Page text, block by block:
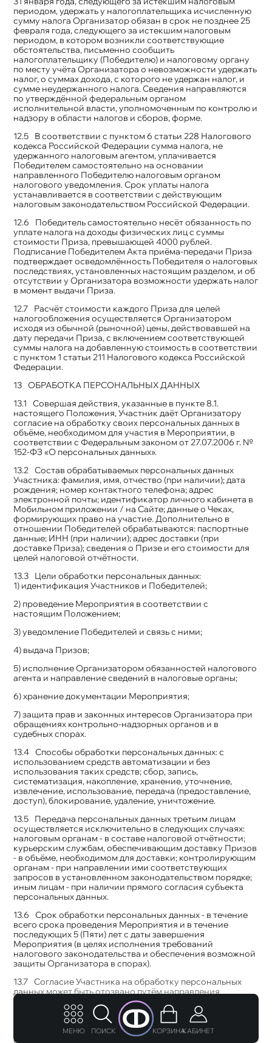
периодом, удержать у налогоплательщика исчисленную
сумму налога Организатор обязан в срок не позднее 25
февраля года, следующего за истекшим налоговым
периодом, в котором возникли соответствующие
обстоятельства, письменно сообщить
налогоплательщику (Победителю) и налоговому органу
по месту учёта Организатора о невозможности удержать
налог, о суммах дохода, с которого не удержан налог, и
сумме неудержанного налога. Сведения направляются
по утверждённой федеральным органом
исполнительной власти, уполномоченным по контролю и
надзору в области налогов и сборов, форме.
В соответствии с пунктом 6 статьи 228 Налогового
кодекса Российской Федерации сумма налога, не
удержанного налоговым агентом, уплачивается
Победителем самостоятельно на основании
направленного Победителю налоговым органом
налогового уведомления. Срок уплаты налога
устанавливается в соответствии с действующим
налоговым законодательством Российской Федерации.
Победитель самостоятельно несёт обязанность по
уплате налога на доходы физических лиц с суммы
стоимости Приза, превышающей 4000 рублей.
Подписание Победителем Акта приёма-передачи Приза
подтверждает осведомлённость Победителя о налоговых
последствиях, установленных настоящим разделом, и об
отсутствии у Организатора возможности удержать налог
в момент выдачи Приза.
Расчёт стоимости каждого Приза для целей
налогообложения осуществляется Организатором
исходя из обычной (рыночной) цены, действовавшей на
дату передачи Приза, с включением соответствующей
суммы налога на добавленную стоимость в соответствии
с пунктом 1 статьи 211 Налогового кодекса Российской
Федерации.
ОБРАБОТКА ПЕРСОНАЛЬНЫХ ДАННЫХ
Совершая действия, указанные в пункте 8.1.
настоящего Положения, Участник даёт Организатору
согласие на обработку своих персональных данных в
объёме, необходимом для участия в Мероприятии, в
соответствии с Федеральным законом от 27.07.2006 г. №
152-ФЗ «О персональных данных».
Состав обрабатываемых персональных данных
Участника: фамилия, имя, отчество (при наличии); дата
рождения; номер контактного телефона; адрес
электронной почты; идентификатор личного кабинета в
Мобильном приложении / на Сайте; данные о Чеках,
формирующих право на участие. Дополнительно в
отношении Победителей обрабатываются: паспортные
данные; ИНН (при наличии); адрес доставки (при
доставке Приза); сведения о Призе и его стоимости для
целей налоговой отчётности.
Цели обработки персональных данных:
1) идентификация Участников и Победителей;
2) проведение Мероприятия в соответствии с
настоящим Положением;
3) уведомление Победителей и связь с ними;
4) выдача Призов;
5) исполнение Организатором обязанностей налогового
агента и направление сведений в налоговые органы;
6) хранение документации Мероприятия;
7) защита прав и законных интересов Организатора при
обращениях контрольно-надзорных органов и в
судебных спорах.
Способы обработки персональных данных: с
использованием средств автоматизации и без
использования таких средств; сбор, запись,
систематизация, накопление, хранение, уточнение,
извлечение, использование, передача (предоставление,
доступ), блокирование, удаление, уничтожение.
Передача персональных данных третьим лицам
осуществляется исключительно в следующих случаях:
налоговым органам - в составе налоговой отчётности;
курьерским службам, обеспечивающим доставку Призов
- в объёме, необходимом для доставки; контролирующим
органам - при направлении ими соответствующих
запросов в установленном законодательством порядке;
иным лицам - при наличии прямого согласия субъекта
персональных данных.
Срок обработки персональных данных - в течение
всего срока проведения Мероприятия и в течение
последующих 5 (Пяти) лет с даты завершения
Мероприятия (в целях исполнения требований
налогового законодательства и обеспечения возможной
защиты Организатора в спорах).
Согласие Участника на обработку персональных
данных может быть отозвано путём направления
Организатору письменного уведомления по адресу,
указанному в пункте 3.1. настоящего Положения. Отзыв
согласия до завершения участия в Мероприятии
прекращает участие Участника в Мероприятии. Отзыв
согласия Победителя после получения им Приза не
МЕНЮ ПОИСК КОРЗИНАКАБИНЕТ